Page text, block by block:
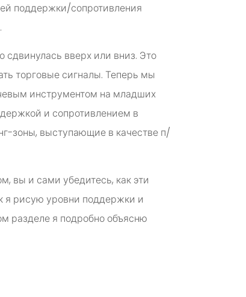
поддержки/сопротивления
сдвинулась вверх или вниз. Это
торговые сигналы. Теперь мы
инструментом на младших
и сопротивлением в
зоны, выступающие в качестве п/
вы и сами убедитесь, как эти
я рисую уровни поддержки и
разделе я подробно объясню